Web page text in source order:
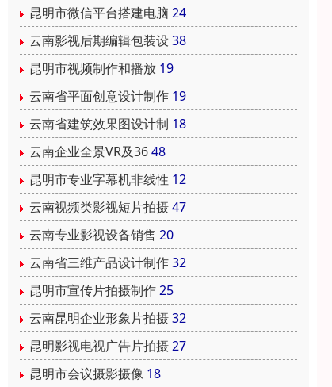
昆明市微信平台搭建电脑 24
云南影视后期编辑包装设 38
昆明市视频制作和播放 19
云南省平面创意设计制作 19
云南省建筑效果图设计制 18
云南企业全景VR及3648
昆明市专业字幕机非线性 12
云南视频类影视短片拍摄47
云南专业影视设备销售 20
云南省三维产品设计制作32
昆明市宣传片拍摄制作25
云南昆明企业形象片拍摄32
昆明影视电视广告片拍摄27
昆明市会议摄影摄像 18